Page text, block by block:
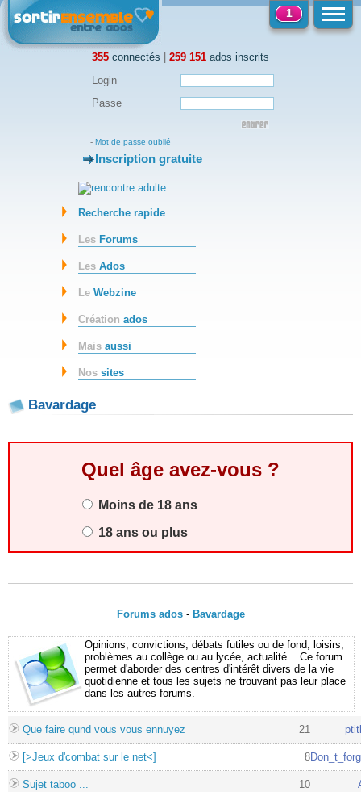
355 connectés | 259 151 ados inscrits
1
Login
Passe
- Mot de passe oublié
-Inscription gratuite
Recherche rapide
Les Forums
LesAdos
LeWebzine
Créationados
Maisaussi
Nossites
Bavardage
Quel âge avez-vous ?
Moins de 18 ans
18 ans ou plus
Forums ados- Bavardage
Opinions, convictions, débats futiles ou de fond, loisirs,
problèmes au collège ou au lycée, actualité... Ce forum
permet d'aborder des centres d'intérêt divers de la vie
quotidienne et tous les sujets ne trouvant pas leur place
dans les autres forums.
Que faire qund vous vous ennuyez 21
[>Jeux d'combat sur le net<] 8
Sujet taboo ... 10